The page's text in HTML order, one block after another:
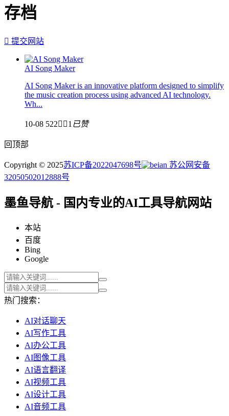
存档
 提交网站
AI Song Maker
AI Song Maker is an innovative platform designed to simplify
the music creation process using advanced AI technology.
Wh...
10-08 522 1 已赞
回顶部
Copyright © 2025苏ICP备2022047698号
苏公网安备
32050502012888号
墨鱼导航 - 国内专业的AI工具导航网站
本站
百度
Bing
Google
热门搜索：
AI对话聊天
AI写作工具
AI办公工具
AI图像工具
AI语言翻译
AI视频工具
AI设计工具
AI音频工具